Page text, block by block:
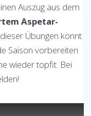
Auszug aus dem
Aspetar-
Übungen könnt
Saison vorbereiten
wieder topfit. Bei